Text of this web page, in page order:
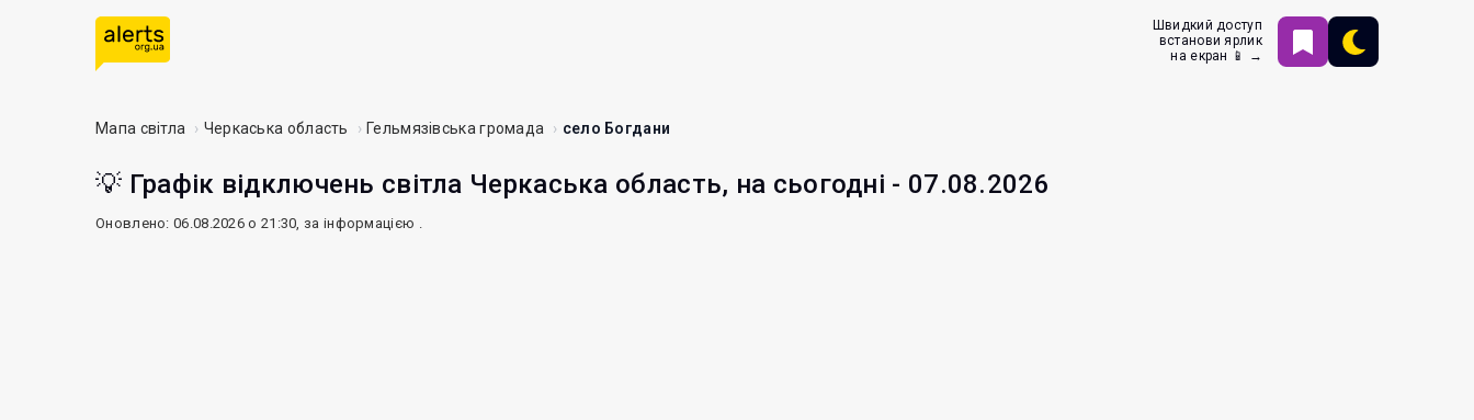
Швидкий доступ
встанови ярлик
на екран 📱 →
Мапа світла Черкаська область Гельмязівська громада село Богдани
💡 Графік відключень світла Черкаська область, на сьогодні - 07.08.2026
Оновлено: 06.08.2026 о 21:30, за інформацією .